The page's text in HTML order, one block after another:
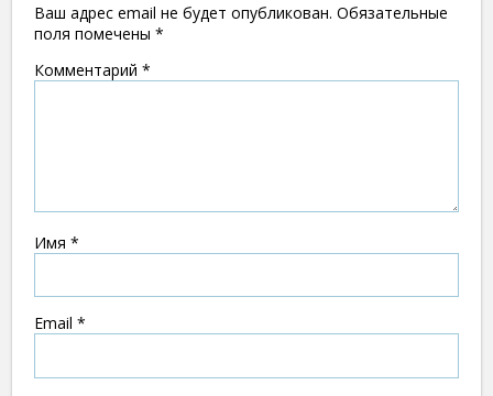
Ваш адрес email не будет опубликован. Обязательные
поля помечены *
Комментарий *
Имя *
Email *